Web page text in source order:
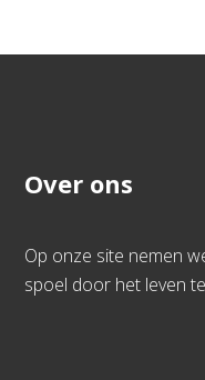
Over ons
Op onze site nemen
spoel door het leven